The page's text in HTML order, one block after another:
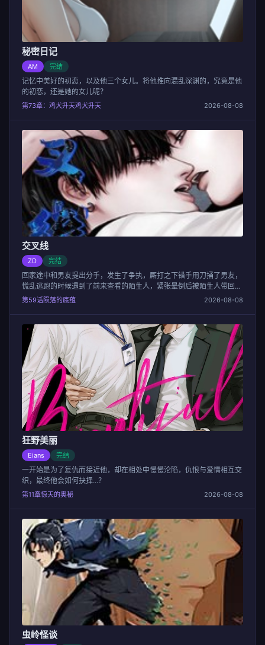
秘密日记
AM 完结
记忆中美好的初恋，以及他三个女儿。将他推向混乱深渊的，究竟是他
的初恋，还是她的女儿呢？
第73章：鸡犬升天鸡犬升天 2026-08-08
交叉线
ZD 完结
回家途中和男友提出分手，发生了争执，厮打之下错手用刀捅了男友，
慌乱逃跑的时候遇到了前来查看的陌生人，紧张晕倒后被陌生人带回了
家，但是这个陌生人似乎隐瞒着什么秘密，而大雪天倒在血泊中的男友
第59话陨落的底蕴 2026-08-08
狂野美丽
Eians 完结
一开始是为了复仇而接近他，却在相处中慢慢沦陷，仇恨与爱情相互交
织，最终他会如何抉择...？
第11章惊天的奥秘 2026-08-08
虫岭怪谈